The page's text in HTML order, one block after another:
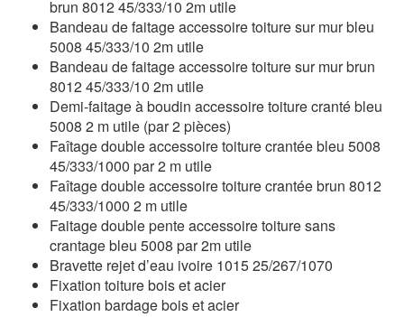
brun 8012 45/333/10 2m utile
Bandeau de faitage accessoire toiture sur mur bleu
5008 45/333/10 2m utile
Bandeau de faitage accessoire toiture sur mur brun
8012 45/333/10 2m utile
Demi-faitage à boudin accessoire toiture cranté bleu
5008 2 m utile (par 2 pièces)
Faîtage double accessoire toiture crantée bleu 5008
45/333/1000 par 2 m utile
Faîtage double accessoire toiture crantée brun 8012
45/333/1000 2 m utile
Faitage double pente accessoire toiture sans
crantage bleu 5008 par 2m utile
Bravette rejet d’eau ivoire 1015 25/267/1070
Fixation toiture bois et acier
Fixation bardage bois et acier